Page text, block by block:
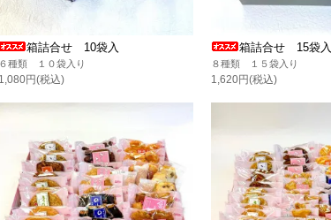
箱詰合せ 10袋入
６種類 １０袋入り
1,080円(税込)
箱詰合せ 15袋入
８種類 １５袋入り
1,620円(税込)